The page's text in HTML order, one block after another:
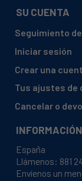
AEG, L72850
AEG, L74650H
AEG, L74650LE
AEG, L74652
SU CUENTA
Seguimiento
Iniciar sesión
Crear una
Tus ajustes de
Cancelar o
España
Llámenos: 881
Envíenos un